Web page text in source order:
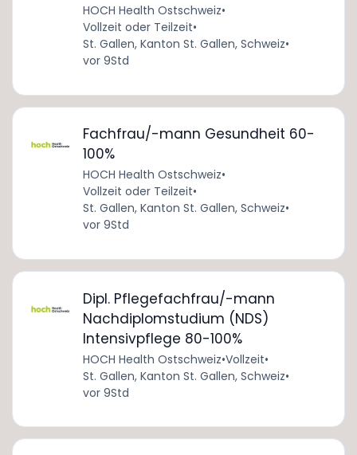
HOCH Health Ostschweiz•
Vollzeit oder Teilzeit•
St. Gallen, Kanton St. Gallen, Schweiz•
vor 9Std
Fachfrau/-mann Gesundheit 60-
100%
HOCH Health Ostschweiz•
Vollzeit oder Teilzeit•
St. Gallen, Kanton St. Gallen, Schweiz•
vor 9Std
Dipl. Pflegefachfrau/-mann
Nachdiplomstudium (NDS)
Intensivpflege 80-100%
HOCH Health Ostschweiz•Vollzeit•
St. Gallen, Kanton St. Gallen, Schweiz•
vor 9Std